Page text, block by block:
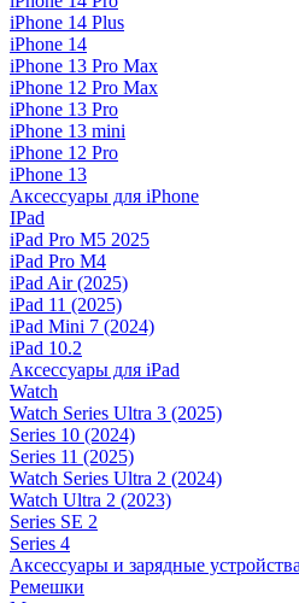
iPhone 14 Plus
iPhone 14
iPhone 13 Pro Max
iPhone 12 Pro Max
iPhone 13 Pro
iPhone 13 mini
iPhone 12 Pro
iPhone 13
Аксессуары для iPhone
IPad
iPad Pro M5 2025
iPad Pro M4
iPad Air (2025)
iPad 11 (2025)
iPad Mini 7 (2024)
iPad 10.2
Аксессуары для iPad
Watch
Watch Series Ultra 3 (2025)
Series 10 (2024)
Series 11 (2025)
Watch Series Ultra 2 (2024)
Watch Ultra 2 (2023)
Series SE 2
Series 4
Аксессуары и зарядные устройства
Ремешки